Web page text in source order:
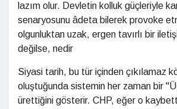
lazım olur. Devletin kolluk güçleriyle
senaryosunu âdeta bilerek provoke
olgunluktan uzak, ergen tavırlı bir
değilse, nedir
Siyasi tarih, bu tür içinden çıkılamaz
oluştuğunda sistemin her zaman bir
ürettiğini gösterir. CHP, eğer o